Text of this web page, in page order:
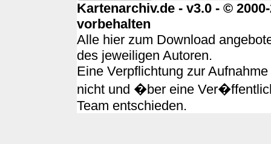
Kartenarchiv.de - v3.0 - ©
vorbehalten
Alle hier zum Download
des jeweiligen Autoren.
Eine Verpflichtung zur
nicht und �ber eine
Team entschieden.